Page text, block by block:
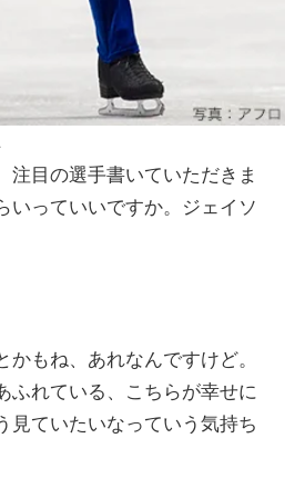
目の選手書いていただきま
いっていいですか。ジェイソ
もね、あれなんですけど。
ふれている、こちらが幸せに
見ていたいなっていう気持ち